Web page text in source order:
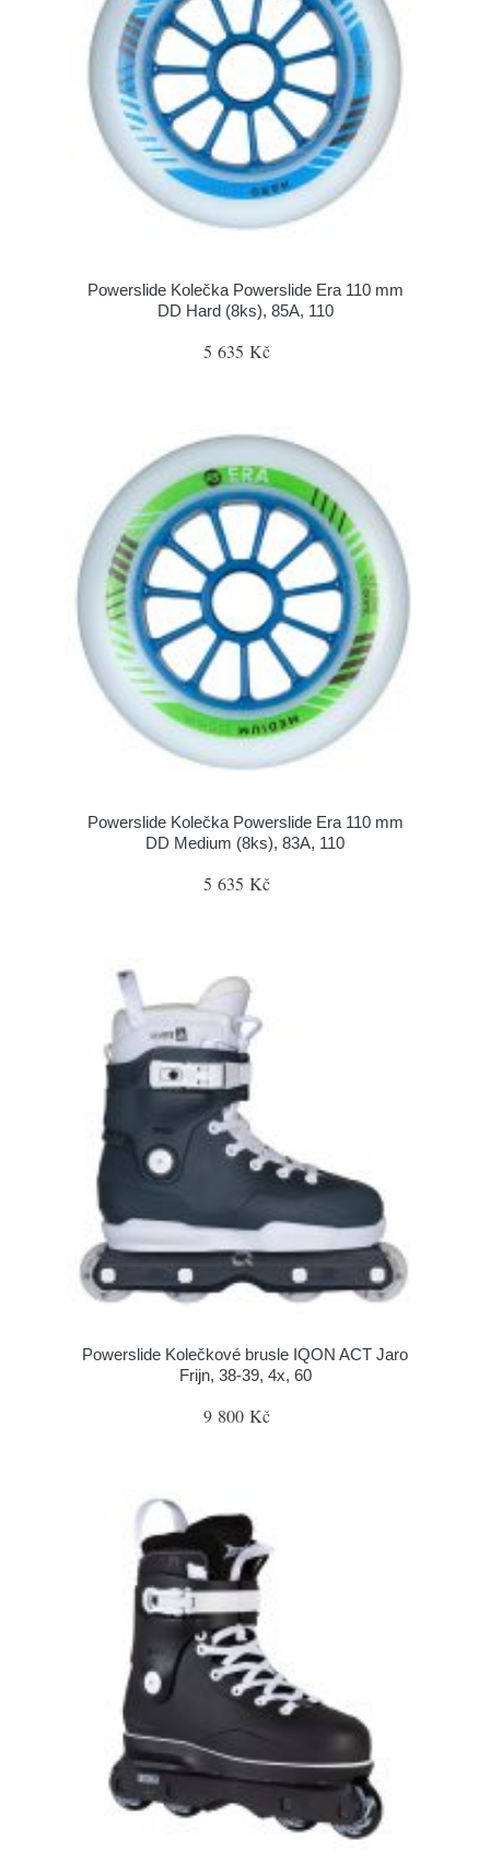
Powerslide Kolečka Powerslide Era 110 mm
DD Hard (8ks), 85A, 110
5 635 Kč
Powerslide Kolečka Powerslide Era 110 mm
DD Medium (8ks), 83A, 110
5 635 Kč
Powerslide Kolečkové brusle IQON ACT Jaro
Frijn, 38-39, 4x, 60
9 800 Kč